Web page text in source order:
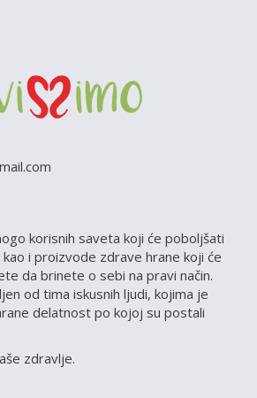
korisnih saveta koji će poboljšati
i proizvode zdrave hrane koji će
da brinete o sebi na pravi način.
od tima iskusnih ljudi, kojima je
delatnost po kojoj su postali
zdravlje.